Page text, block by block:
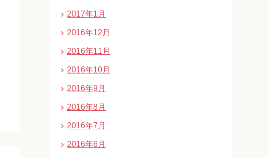
2017年1月
2016年12月
2016年11月
2016年10月
2016年9月
2016年8月
2016年7月
2016年6月